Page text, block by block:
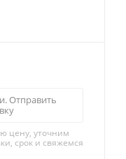
Отправить
цену, уточним
срок и свяжемся